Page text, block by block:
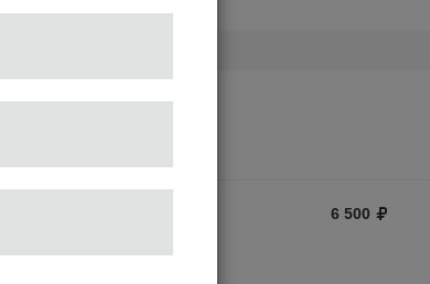
оставьте свой отзыв
6 500